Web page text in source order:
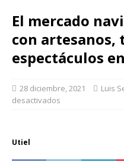
El mercado
con artesanos,
espectáculos
28 diciembre, 2021 Luis
desactivados
Utiel